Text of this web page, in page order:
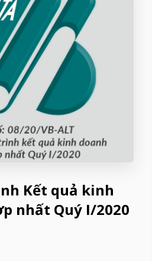
Kết quả kinh
nhất Quý I/2020